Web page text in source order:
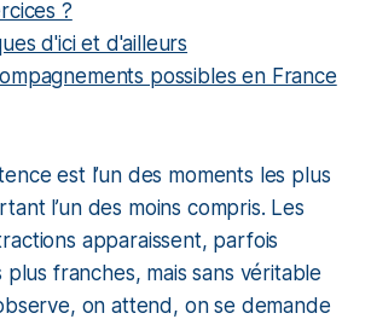
?
d'ici et d'ailleurs
possibles en France
est l’un des moments les plus
l’un des moins compris. Les
apparaissent, parfois
franches, mais sans véritable
on attend, on se demande